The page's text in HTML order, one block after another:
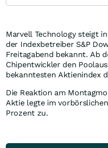
Marvell Technology steigt
der Indexbetreiber S&P
Freitagabend bekannt. Ab
Chipentwickler den
bekanntesten Aktienindex
Die Reaktion am
Aktie legte im
Prozent zu.